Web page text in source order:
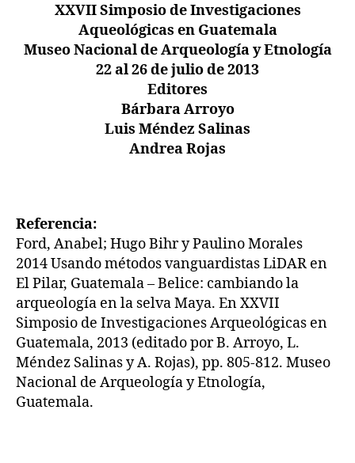
XXVII Simposio de Investigaciones
Aqueológicas en Guatemala
Museo Nacional de Arqueología y Etnología
22 al 26 de julio de 2013
Editores
Bárbara Arroyo
Luis Méndez Salinas
Andrea Rojas
Referencia:
Ford, Anabel; Hugo Bihr y Paulino Morales
2014 Usando métodos vanguardistas LiDAR en
El Pilar, Guatemala – Belice: cambiando la
arqueología en la selva Maya. En XXVII
Simposio de Investigaciones Arqueológicas en
Guatemala, 2013 (editado por B. Arroyo, L.
Méndez Salinas y A. Rojas), pp. 805-812. Museo
Nacional de Arqueología y Etnología,
Guatemala.